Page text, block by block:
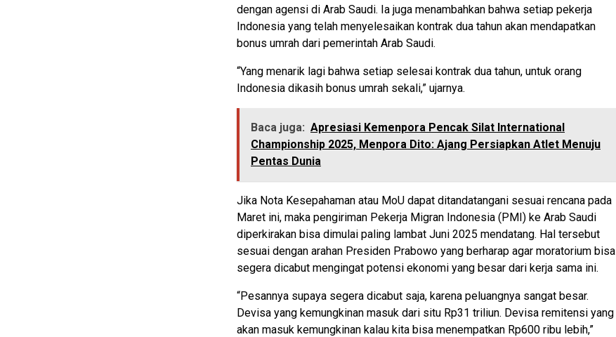
dengan agensi di Arab Saudi. Ia juga menambahkan bahwa setiap pekerja
Indonesia yang telah menyelesaikan kontrak dua tahun akan mendapatkan
bonus umrah dari pemerintah Arab Saudi.
“Yang menarik lagi bahwa setiap selesai kontrak dua tahun, untuk orang
Indonesia dikasih bonus umrah sekali,” ujarnya.
Baca juga: Apresiasi Kemenpora Pencak Silat International
Championship 2025, Menpora Dito: Ajang Persiapkan Atlet Menuju
Pentas Dunia
Jika Nota Kesepahaman atau MoU dapat ditandatangani sesuai rencana pada
Maret ini, maka pengiriman Pekerja Migran Indonesia (PMI) ke Arab Saudi
diperkirakan bisa dimulai paling lambat Juni 2025 mendatang. Hal tersebut
sesuai dengan arahan Presiden Prabowo yang berharap agar moratorium bisa
segera dicabut mengingat potensi ekonomi yang besar dari kerja sama ini.
“Pesannya supaya segera dicabut saja, karena peluangnya sangat besar.
Devisa yang kemungkinan masuk dari situ Rp31 triliun. Devisa remitensi yang
akan masuk kemungkinan kalau kita bisa menempatkan Rp600 ribu lebih,”